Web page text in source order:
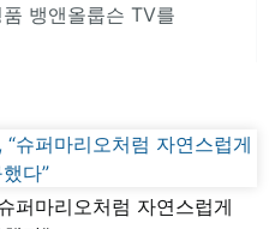
뱅앤올룹슨 TV를
퍼마리오처럼 자연스럽게